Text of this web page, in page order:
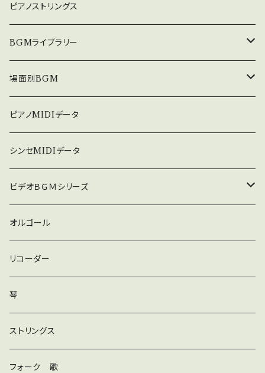
癒しのピアノ
中北利男 夢シリーズ
５０８曲シリーズ
３６０曲シリーズ
ピアノストリングス
BGMライブラリー
オルゴール
場面別BGM
悲しい
暗い
普通
ピアノMIDIデータ
シンセMIDIデータ
ビデオＢＧＭシリーズ
ロック
ラテン
ダンス
和風
京都
ストリングス
オルゴール
リコーダー
琴
ストリングス
フォーク 歌